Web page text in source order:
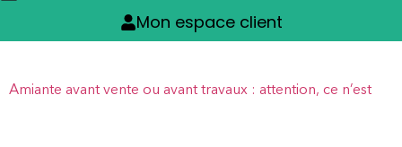
Mon espace client
Amiante avant vente ou avant travaux : attention, ce n’est